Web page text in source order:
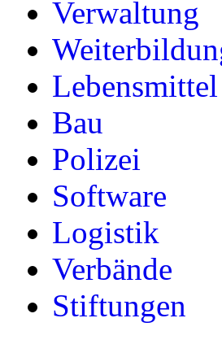
Verwaltung
Lebensmittel
Bau
Polizei
Software
Logistik
Verbände
Stiftungen